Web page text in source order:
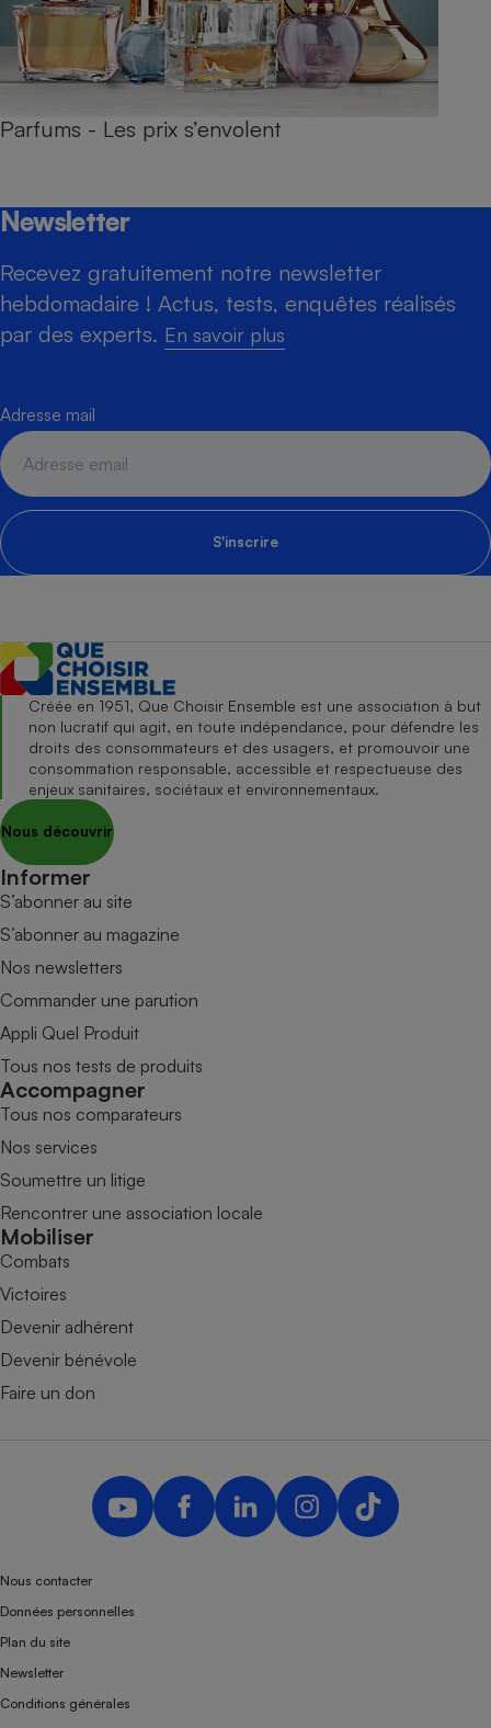
Parfums - Les prix s’envolent
Newsletter
Recevez gratuitement notre newsletter
hebdomadaire ! Actus, tests, enquêtes réalisés
par des experts. En savoir plus
Adresse mail
S'inscrire
Créée en 1951, Que Choisir Ensemble est une association à but
non lucratif qui agit, en toute indépendance, pour défendre les
droits des consommateurs et des usagers, et promouvoir une
consommation responsable, accessible et respectueuse des
enjeux sanitaires, sociétaux et environnementaux.
Nous découvrir
Informer
S’abonner au site
S’abonner au magazine
Nos newsletters
Commander une parution
Appli Quel Produit
Tous nos tests de produits
Accompagner
Tous nos comparateurs
Nos services
Soumettre un litige
Rencontrer une association locale
Mobiliser
Combats
Victoires
Devenir adhérent
Devenir bénévole
Faire un don
Nous contacter
Données personnelles
Plan du site
Newsletter
Conditions générales